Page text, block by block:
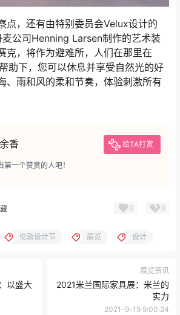
点，还有由特别委员会Velux设计的
公司Henning Larsen制作的艺术装
克，将作为避难所，人们在那里在
助下，您可以休息并享受自然光的好
、雨和风的柔和节奏，体验刺激所有
香 给TA打赏
一个赞赏的人吧！
0 0
伦敦设计节 展览 设计
以盛大
展览资讯
2021米兰国际家具展：米兰的
实力
2021-9-19 9:00:24